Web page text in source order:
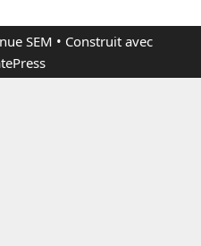
SEM • Construit avec